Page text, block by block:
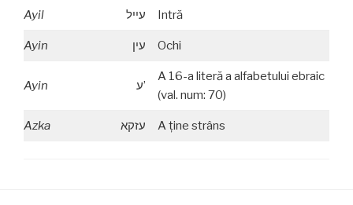
Ayil עייל Intră
Ayin עין Ochi
Ayin ע’
A 16-a literă a alfabetului ebraic
(val. num: 70)
Azka עזקא A ţine strâns